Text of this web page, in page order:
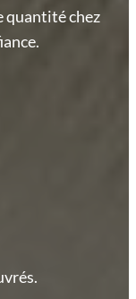
quantité chez